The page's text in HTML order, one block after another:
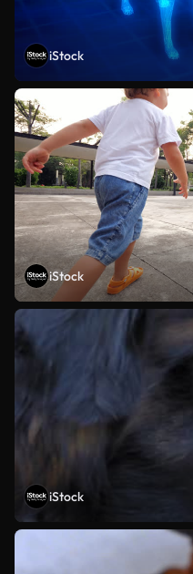
iStock
iStock
iStock